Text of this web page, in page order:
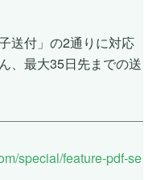
送付」の2通りに対応
、最大35日先までの送
special/feature-pdf-se